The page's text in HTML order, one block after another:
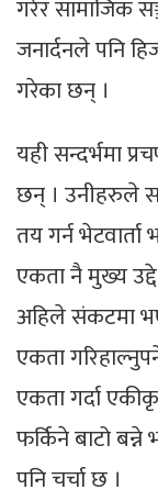
गरेर सामाजिक
जनार्दनले पनि
गरेका छन् ।
यही सन्दर्भमा
छन् । उनीहरुले
तय गर्न
एकता नै मुख्य
अहिले संकटमा
एकता
एकता गर्दा
फर्किने बाटो
पनि चर्चा छ ।